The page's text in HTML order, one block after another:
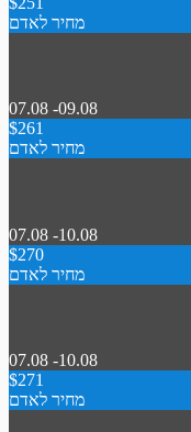
מחיר לאדם
07.08 -09.08
$261
מחיר לאדם
07.08 -10.08
$270
מחיר לאדם
07.08 -10.08
$271
מחיר לאדם